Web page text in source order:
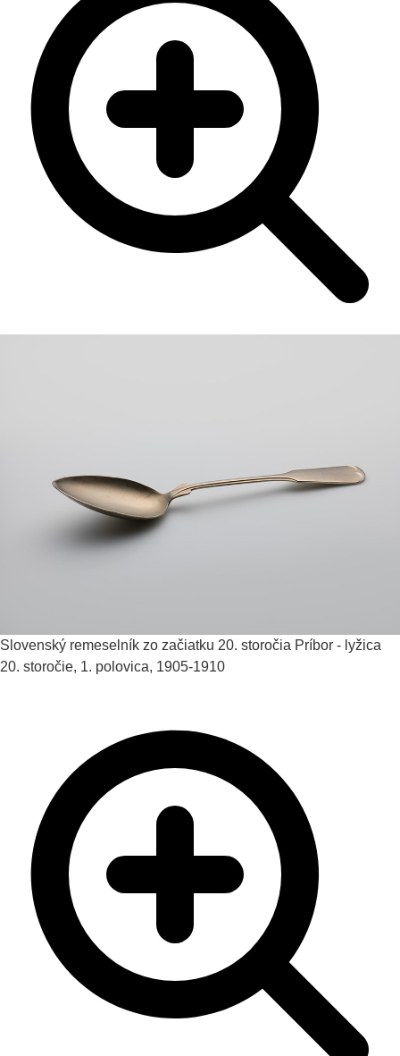
Slovenský remeselník zo začiatku 20. storočia Príbor - lyžica
20. storočie, 1. polovica, 1905-1910